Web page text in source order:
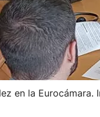
en la Eurocámara.